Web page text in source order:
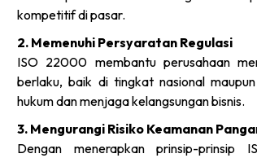
kompetitif di pasar.​
2. Memenuhi Persyaratan Regulasi
ISO 22000 membantu perusahaan
berlaku, baik di tingkat nasional
hukum dan menjaga kelangsungan bisnis.​
3. Mengurangi Risiko Keamanan
Dengan menerapkan prinsip-